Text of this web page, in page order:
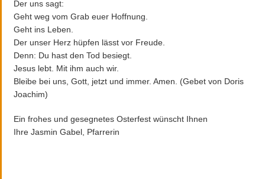
Der uns sagt:
Geht weg vom Grab euer Hoffnung.
Geht ins Leben.
Der unser Herz hüpfen lässt vor Freude.
Denn: Du hast den Tod besiegt.
Jesus lebt. Mit ihm auch wir.
Bleibe bei uns, Gott, jetzt und immer. Amen. (Gebet von Doris
Joachim)
Ein frohes und gesegnetes Osterfest wünscht Ihnen
Ihre Jasmin Gabel, Pfarrerin